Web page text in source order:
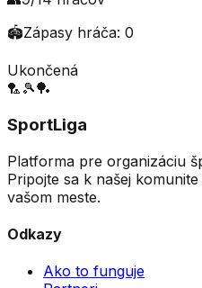
🏟️Zápasy hráča: 0
Ukončená
🏸 🎾🏓
SportLiga
Platforma pre organizáciu
Pripojte sa k našej
vašom meste.
Odkazy
Ako to funguje